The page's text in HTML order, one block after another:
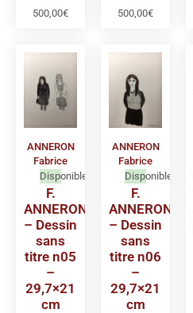
500,00€ 500,00€
ANNERON
Fabrice
Disponible
F.
ANNERON
– Dessin
sans
titre n05
–
29,7×21
cm
ANNERON
Fabrice
Disponible
F.
ANNERON
– Dessin
sans
titre n06
–
29,7×21
cm